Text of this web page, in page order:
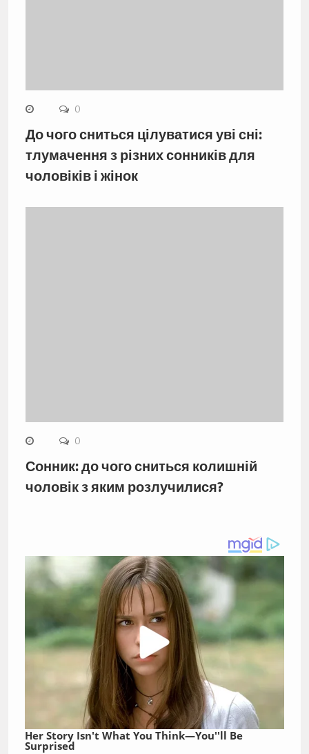
0
До чого сниться цілуватися уві сні:
тлумачення з різних сонників для
чоловіків і жінок
0
Сонник: до чого сниться колишній
чоловік з яким розлучилися?
Her Story Isn't What You Think—You''ll Be
Surprised